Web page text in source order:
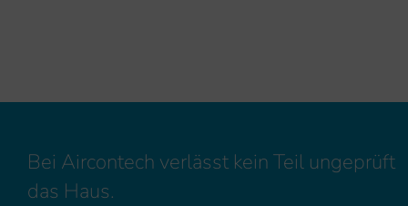
Bei Aircontech verlässt kein Teil ungeprüft
das Haus.